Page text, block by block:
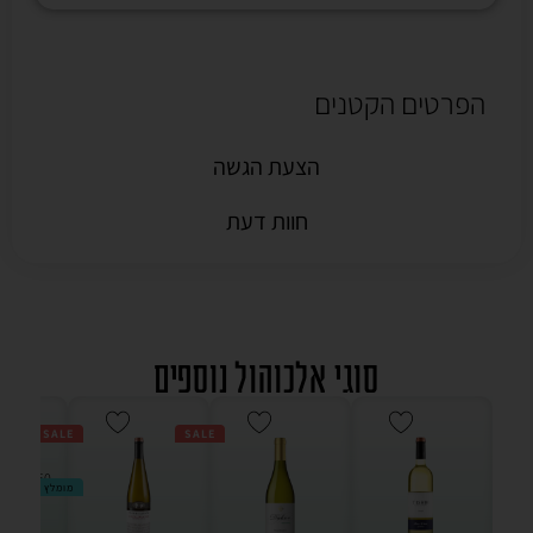
הצעת הגשה
חוות דעת
הפרטים הקטנים
סוגי אלכוהול נוספים
SALE
SALE
מומלץ